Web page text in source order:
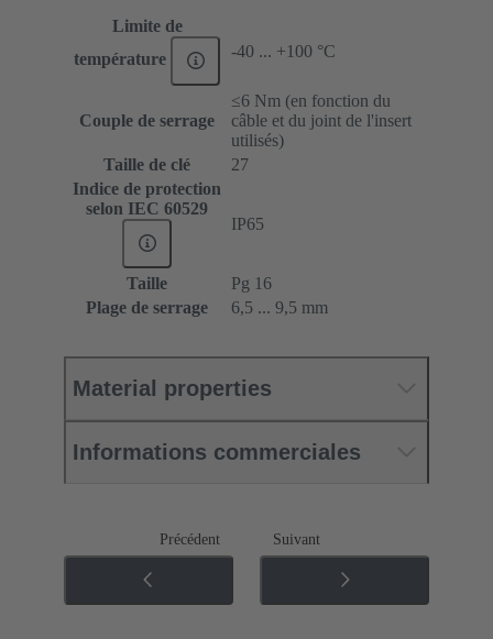
Limite de
température
-40 ... +100 °C
Couple de serrage
≤6 Nm (en fonction du
câble et du joint de l'insert
utilisés)
Taille de clé
27
Indice de protection
selon IEC 60529
IP65
Taille
Pg 16
Plage de serrage
6,5 ... 9,5 mm
Material properties
Informations commerciales
Précédent Suivant